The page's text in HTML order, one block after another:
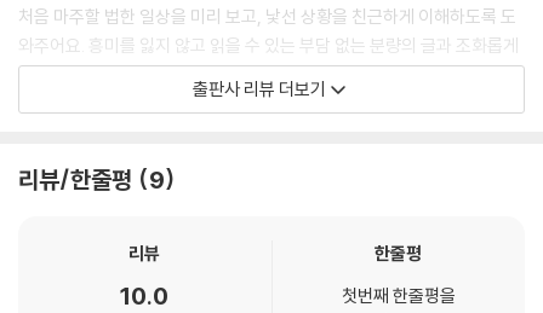
처음 마주할 법한 일상을 미리 보고, 낯선 상황을 친근하게 이해하도록 도
와주어요. 흥미를 잃지 않고 읽을 수 있는 부담 없는 분량의 글과 조화롭게
어우러진 그림이 돋보이는 이야기를 안내서 삼아 이야기 속 세상을 또박또
박 따라 걷다 보면 스스로 읽고 상상하며 독서를 즐기는 방법을 체득할 수
기를 수 있도록 힘껏 이끌어 줍니다. 〈또박또박 첫 읽기〉를 통해 무해하고
할머니를 대신해 용감하게 세상 밖으로 나선 설기와 살구!
출판사 리뷰 더보기
리뷰/한줄평 9
리뷰
10.0
한줄평
첫번째 한줄평을